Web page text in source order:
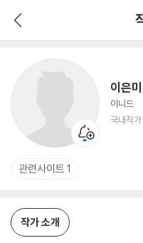
이은미
이니드
국내작가
유아/어린이
관련사이트 1
작가 소개